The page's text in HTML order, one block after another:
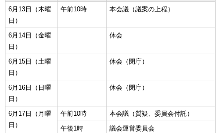
6月13日（木曜
日）
午前10時 本会議（議案の上程）
6月14日（金曜
日）
休会
6月15日（土曜
日）
休会（閉庁）
6月16日（日曜
日）
休会（閉庁）
6月17日（月曜
日）
午前10時
本会議（質疑、委員会付託）
午後1時
議会運営委員会